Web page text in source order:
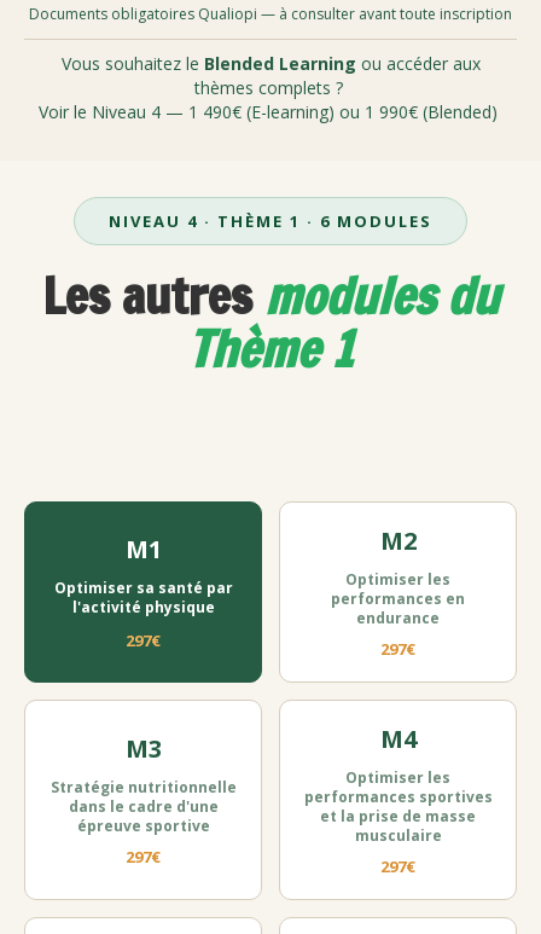
Documents obligatoires Qualiopi — à consulter avant toute inscription
Vous souhaitez le Blended Learning ou accéder aux
thèmes complets ?
Voir le Niveau 4 — 1 490€ (E-learning) ou 1 990€ (Blended)
NIVEAU 4 · THÈME 1 · 6 MODULES
Les autresmodules du
Thème 1
M1
Optimiser sa santé par
l'activité physique
297€
M2
Optimiser les
performances en
endurance
297€
M3
Stratégie nutritionnelle
dans le cadre d'une
épreuve sportive
297€
M4
Optimiser les
performances sportives
et la prise de masse
musculaire
297€